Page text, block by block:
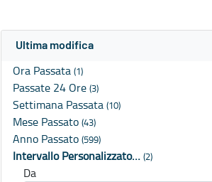
Ultima modifica
Ora Passata (1)
Passate 24 Ore (3)
Settimana Passata (10)
Mese Passato (43)
Anno Passato (599)
Intervallo Personalizzato… (2)
Da